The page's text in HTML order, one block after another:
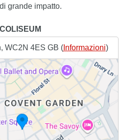
grande impatto.
WC2N 4ES GB (Informazioni)